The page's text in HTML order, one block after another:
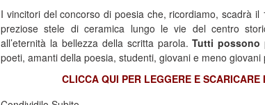
I vincitori del concorso di poesia che, ricordiamo, scadrà
preziose stele di ceramica lungo le vie del centro
all’eternità la bellezza della scritta parola.Tutti possono
poeti, amanti della poesia, studenti, giovani e meno
CLICCA QUI PER LEGGERE E